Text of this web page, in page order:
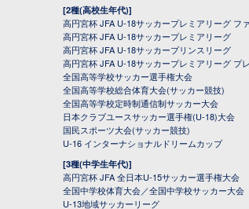
[2種(高校生年代)]
高円宮杯 JFA U-18サッカープレミアリーグ フ
高円宮杯 JFA U-18サッカープレミアリーグ
高円宮杯 JFA U-18サッカープリンスリーグ
高円宮杯 JFA U-18サッカープレミアリーグ プ
全国高等学校サッカー選手権大会
全国高等学校総合体育大会(サッカー競技)
全国高等学校定時制通信制サッカー大会
日本クラブユースサッカー選手権(U-18)大会
国民スポーツ大会(サッカー競技)
U-16 インターナショナルドリームカップ
[3種(中学生年代)]
高円宮杯 JFA 全日本U-15サッカー選手権大会
全国中学校体育大会／全国中学校サッカー大会
U-13地域サッカーリーグ